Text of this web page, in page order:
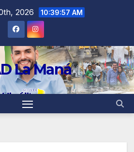
2026 10:39:58 AM
La Maná